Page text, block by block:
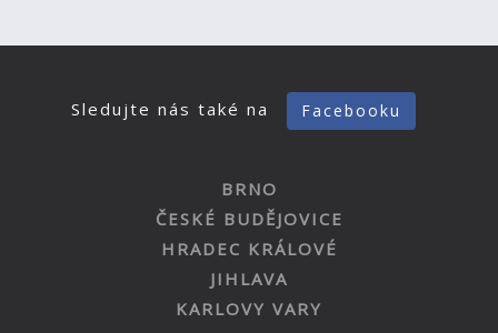
Sledujte nás také na Facebooku
BRNO
ČESKÉ BUDĚJOVICE
HRADEC KRÁLOVÉ
JIHLAVA
KARLOVY VARY